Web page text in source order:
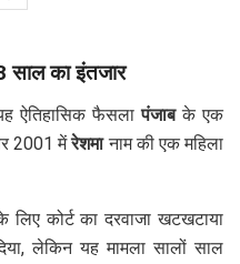
साल का इंतजार
ऐतिहासिक फैसलापंजाबके एक
2001 मेंरेशमानाम की एक महिला
कोर्ट का दरवाजा खटखटाया
लेकिन यह मामला सालों साल